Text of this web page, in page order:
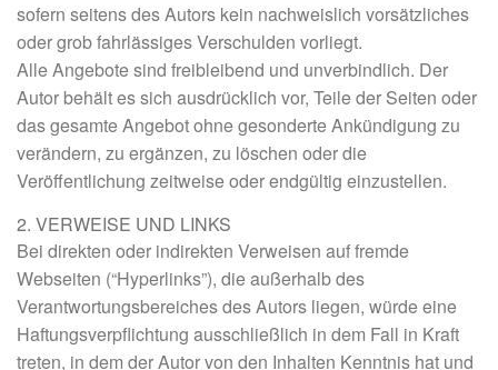
sofern seitens des Autors kein nachweislich vorsätzliches
oder grob fahrlässiges Verschulden vorliegt.
Alle Angebote sind freibleibend und unverbindlich. Der
Autor behält es sich ausdrücklich vor, Teile der Seiten oder
das gesamte Angebot ohne gesonderte Ankündigung zu
verändern, zu ergänzen, zu löschen oder die
Veröffentlichung zeitweise oder endgültig einzustellen.
2. VERWEISE UND LINKS
Bei direkten oder indirekten Verweisen auf fremde
Webseiten (“Hyperlinks”), die außerhalb des
Verantwortungsbereiches des Autors liegen, würde eine
Haftungsverpflichtung ausschließlich in dem Fall in Kraft
treten, in dem der Autor von den Inhalten Kenntnis hat und